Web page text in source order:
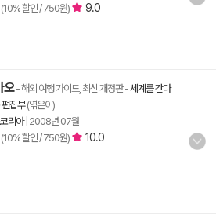
할인 / 750원)
9.0
오- 해외 여행 가이드, 최신 개정판-세계를 간다
집부(엮은이)
리아| 2008년 07월
할인 / 750원)
10.0